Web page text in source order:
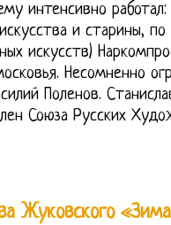
интенсивно работал:
и старины,
искусств)
Несомненно
Поленов.
Союза Русских
Жуковского